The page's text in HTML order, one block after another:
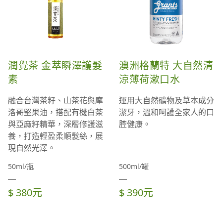
潤覺茶 金萃瞬澤護髮
素
融合台灣茶籽、山茶花與摩
洛哥堅果油，搭配有機白茶
與亞麻籽精華，深層修護滋
養，打造輕盈柔順髮絲，展
現自然光澤。
50ml/瓶
$ 380元
澳洲格蘭特 大自然清
涼薄荷漱口水
運用大自然礦物及草本成分
潔牙，溫和呵護全家人的口
腔健康。
500ml/罐
$ 390元